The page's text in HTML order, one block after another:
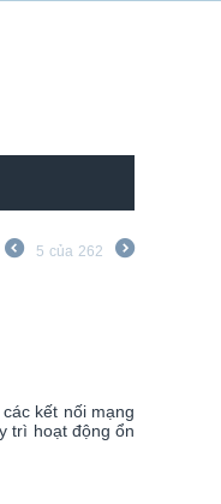
5 của 262
kết nối mạng
trì hoạt động ổn